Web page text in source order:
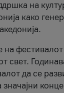
на
како
на
свет.
да се